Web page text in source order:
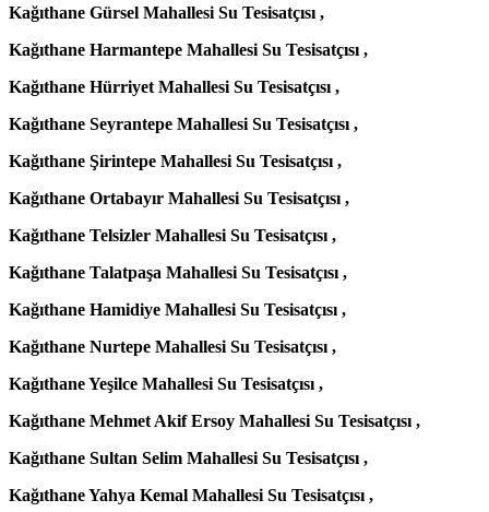
Kağıthane Gürsel Mahallesi Su Tesisatçısı ,
Kağıthane Harmantepe Mahallesi Su Tesisatçısı ,
Kağıthane Hürriyet Mahallesi Su Tesisatçısı ,
Kağıthane Seyrantepe Mahallesi Su Tesisatçısı ,
Kağıthane Şirintepe Mahallesi Su Tesisatçısı ,
Kağıthane Ortabayır Mahallesi Su Tesisatçısı ,
Kağıthane Telsizler Mahallesi Su Tesisatçısı ,
Kağıthane Talatpaşa Mahallesi Su Tesisatçısı ,
Kağıthane Hamidiye Mahallesi Su Tesisatçısı ,
Kağıthane Nurtepe Mahallesi Su Tesisatçısı ,
Kağıthane Yeşilce Mahallesi Su Tesisatçısı ,
Kağıthane Mehmet Akif Ersoy Mahallesi Su Tesisatçısı ,
Kağıthane Sultan Selim Mahallesi Su Tesisatçısı ,
Kağıthane Yahya Kemal Mahallesi Su Tesisatçısı ,